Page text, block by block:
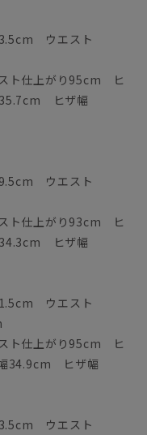
ウエスト
ト仕上がり95cm ヒ
ヒザ幅
ウエスト
ト仕上がり93cm ヒ
ヒザ幅
ウエスト
ト仕上がり95cm ヒ
34.9cm ヒザ幅
ウエスト